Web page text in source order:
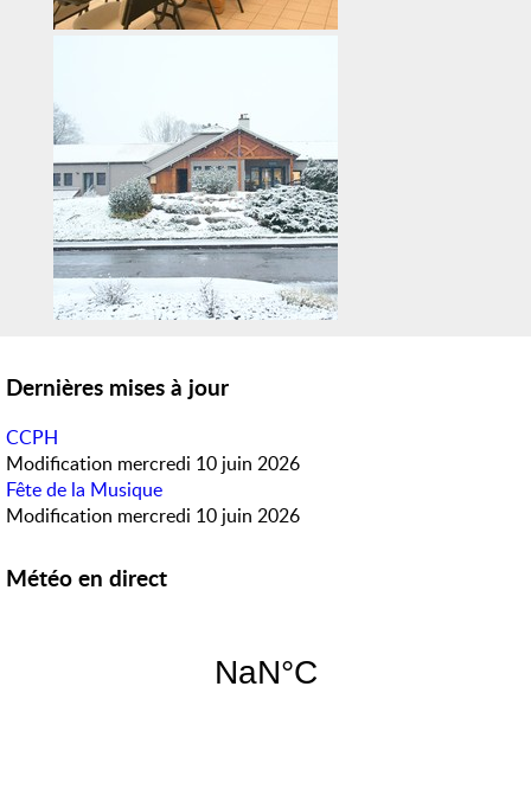
Dernières mises à jour
CCPH
Modification mercredi 10 juin 2026
Fête de la Musique
Modification mercredi 10 juin 2026
Météo en direct